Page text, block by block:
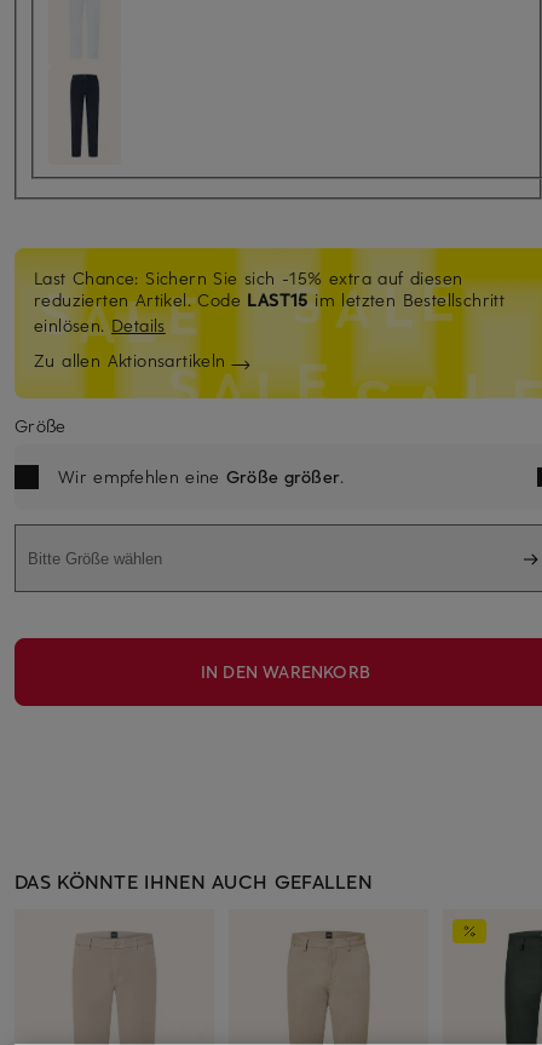
Last Chance: Sichern Sie sich -15% extra auf diesen
reduzierten Artikel. Code LAST15im letzten Bestellschritt
einlösen.Details
Zu allen Aktionsartikeln
Größe
Wir empfehlen eine Größe größer.
Bitte Größe wählen
IN DEN WARENKORB
DAS KÖNNTE IHNEN AUCH GEFALLEN